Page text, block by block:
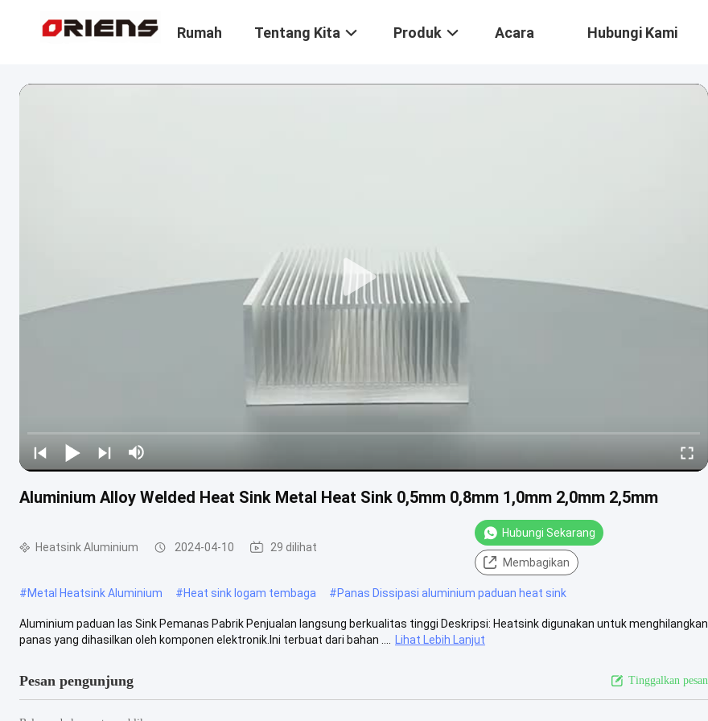
Rumah Tentang Kita Produk Acara Hubungi Kami
Aluminium Alloy Welded Heat Sink Metal Heat Sink 0,5mm 0,8mm 1,0mm 2,0mm 2,5mm
Heatsink Aluminium 2024-04-10 29 dilihat
Hubungi Sekarang
Membagikan
#Metal Heatsink Aluminium #Heat sink logam tembaga #Panas Dissipasi aluminium paduan heat sink
Aluminium paduan las Sink Pemanas Pabrik Penjualan langsung berkualitas tinggi Deskripsi: Heatsink digunakan untuk menghilangkan
panas yang dihasilkan oleh komponen elektronik.Ini terbuat dari bahan ....
Lihat Lebih Lanjut
Pesan pengunjung Tinggalkan pesan